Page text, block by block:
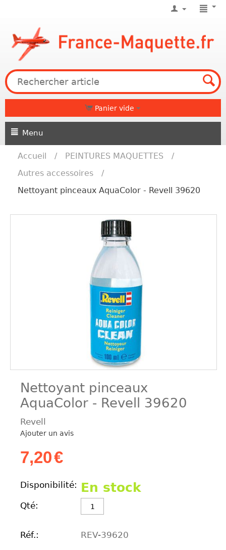
Panier vide
Menu
Accueil / PEINTURES MAQUETTES
/
Autres accessoires
/
Nettoyant pinceaux AquaColor - Revell 39620
Nettoyant pinceaux
AquaColor - Revell 39620
Revell
Ajouter un avis
7,20€
Disponibilité: En stock
Qté:
Réf.: REV-39620